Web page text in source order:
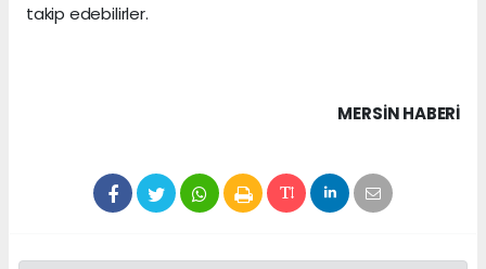
takip edebilirler.
MERSIN HABERİ